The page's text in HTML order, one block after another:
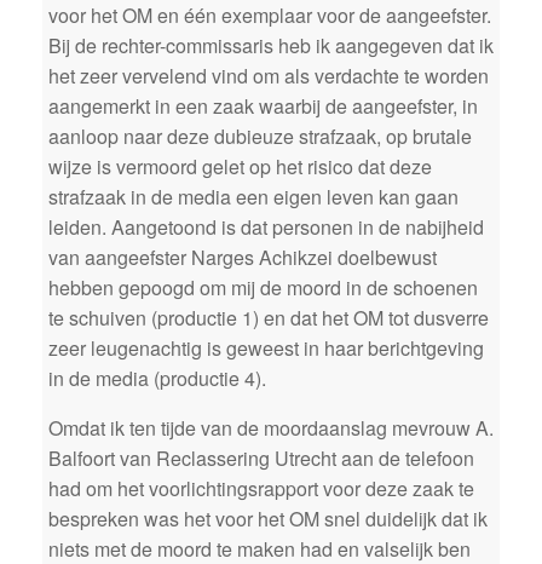
voor het OM en één exemplaar voor de aangeefster.
Bij de rechter-commissaris heb ik aangegeven dat ik
het zeer vervelend vind om als verdachte te worden
aangemerkt in een zaak waarbij de aangeefster, in
aanloop naar deze dubieuze strafzaak, op brutale
wijze is vermoord gelet op het risico dat deze
strafzaak in de media een eigen leven kan gaan
leiden. Aangetoond is dat personen in de nabijheid
van aangeefster Narges Achikzei doelbewust
hebben gepoogd om mij de moord in de schoenen
te schuiven (productie 1) en dat het OM tot dusverre
zeer leugenachtig is geweest in haar berichtgeving
in de media (productie 4).
Omdat ik ten tijde van de moordaanslag mevrouw A.
Balfoort van Reclassering Utrecht aan de telefoon
had om het voorlichtingsrapport voor deze zaak te
bespreken was het voor het OM snel duidelijk dat ik
niets met de moord te maken had en valselijk ben